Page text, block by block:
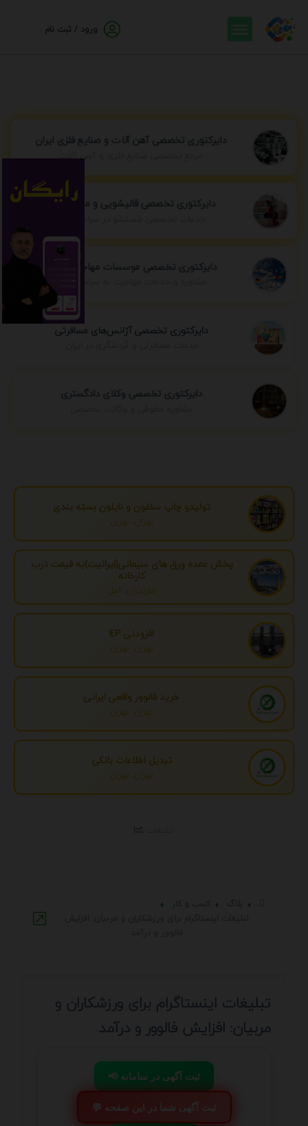
ورود / ثبت نام
دایرکتوری تخصصی آهن آلات و صنایع فلزی ایران
مرجع تخصصی صنایع فلزی و آهن آلات
دایرکتوری تخصصی قالیشویی و مبل شویی
دایرکتوری تخصصی موسسات مهاجرتی ایران
مشاوره و خدمات مهاجرت به سراسر جهان
دایرکتوری تخصصی آژانس‌های مسافرتی
دایرکتوری تخصصی وکلای دادگستری
تولیدو چاپ سلفون و نایلون بسته بندی
تهران، تهران
پخش عمده ورق های سیمانی(ایرانیت)به قیمت درب
کارخانه
مازندران، آمل
افزودنی EP
تهران، تهران
خرید فالوور واقعی ایرانی
تهران، تهران
تبدیل اطلاعات بانکی
تهران، تهران
تبلیغات اینستاگرام برای ورزشکاران و
مربیان: افزایش فالوور و درآمد
📢 ثبت آگهی در سامانه
💬 ثبت آگهی شما در این صفحه